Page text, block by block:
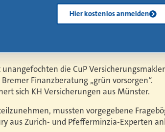
Kostenlos herunterladen
die CuP
Finanzberatung „grün vorsorgen“.
sich KH Versicherungen aus Münster.
mussten vorgegebene
aus Zurich- und Pfefferminzia-Experten